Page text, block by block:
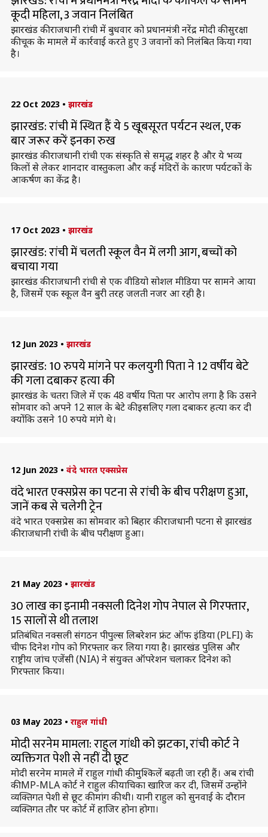
कूदी महिला, 3 जवान निलंबित
झारखंड की राजधानी रांची में बुधवार को प्रधानमंत्री नरेंद्र मोदी की सुरक्षा
की चूक के मामले में कार्रवाई करते हुए 3 जवानों को निलंबित किया गया
है।
22 Oct 2023 • झारखंड
झारखंड: रांची में स्थित हैं ये 5 खूबसूरत पर्यटन स्थल, एक
बार जरूर करें इनका रुख
झारखंड की राजधानी रांची एक संस्कृति से समृद्ध शहर है और ये भव्य
किलों से लेकर शानदार वास्तुकला और कई मंदिरों के कारण पर्यटकों के
आकर्षण का केंद्र है।
17 Oct 2023 • झारखंड
झारखंड: रांची में चलती स्कूल वैन में लगी आग, बच्चों को
बचाया गया
झारखंड की राजधानी रांची से एक वीडियो सोशल मीडिया पर सामने आया
है, जिसमें एक स्कूल वैन बुरी तरह जलती नजर आ रही है।
12 Jun 2023 • झारखंड
झारखंड: 10 रुपये मांगने पर कलयुगी पिता ने 12 वर्षीय बेटे
की गला दबाकर हत्या की
झारखंड के चतरा जिले में एक 48 वर्षीय पिता पर आरोप लगा है कि उसने
सोमवार को अपने 12 साल के बेटे की इसलिए गला दबाकर हत्या कर दी
क्योंकि उसने 10 रुपये मांगे थे।
12 Jun 2023 • वंदे भारत एक्सप्रेस
वंदे भारत एक्सप्रेस का पटना से रांची के बीच परीक्षण हुआ,
जानें कब से चलेगी ट्रेन
वंदे भारत एक्सप्रेस का सोमवार को बिहार की राजधानी पटना से झारखंड
की राजधानी रांची के बीच परीक्षण हुआ।
21 May 2023 • झारखंड
30 लाख का इनामी नक्सली दिनेश गोप नेपाल से गिरफ्तार,
15 सालों से थी तलाश
प्रतिबंधित नक्सली संगठन पीपुल्स लिबरेशन फ्रंट ऑफ इंडिया (PLFI) के
चीफ दिनेश गोप को गिरफ्तार कर लिया गया है। झारखंड पुलिस और
राष्ट्रीय जांच एजेंसी (NIA) ने संयुक्त ऑपरेशन चलाकर दिनेश को
गिरफ्तार किया।
03 May 2023 • राहुल गांधी
मोदी सरनेम मामला: राहुल गांधी को झटका, रांची कोर्ट ने
व्यक्तिगत पेशी से नहीं दी छूट
मोदी सरनेम मामले में राहुल गांधी की मुश्किलें बढ़ती जा रही हैं। अब रांची
की MP-MLA कोर्ट ने राहुल की याचिका खारिज कर दी, जिसमें उन्होंने
व्यक्तिगत पेशी से छूट की मांग की थी। यानी राहुल को सुनवाई के दौरान
व्यक्तिगत तौर पर कोर्ट में हाजिर होना होगा।